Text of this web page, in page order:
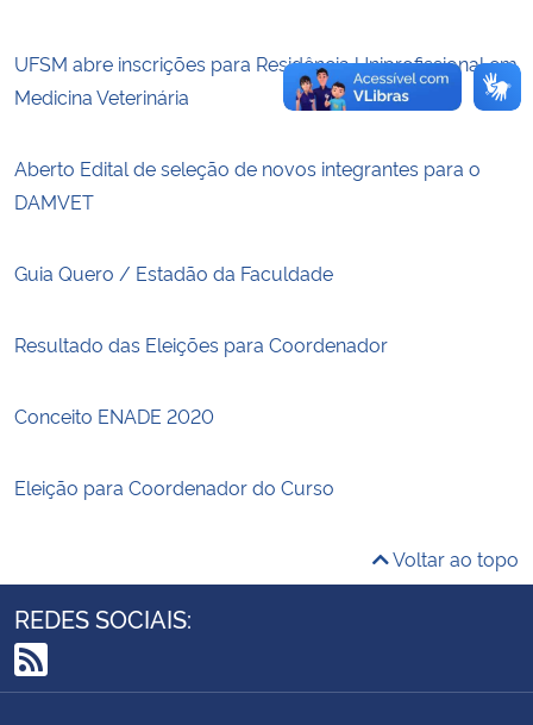
Planalto
UFSM abre inscrições para Residência Uniprofissional em
Medicina Veterinária
Aberto Edital de seleção de novos integrantes para o
DAMVET
Guia Quero / Estadão da Faculdade
Resultado das Eleições para Coordenador
Conceito ENADE 2020
Eleição para Coordenador do Curso
Voltar ao topo
REDES SOCIAIS:
RSS